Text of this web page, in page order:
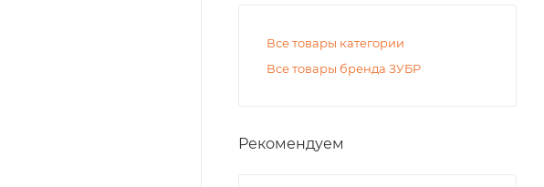
Все товары категории
Все товары бренда ЗУБР
Рекомендуем